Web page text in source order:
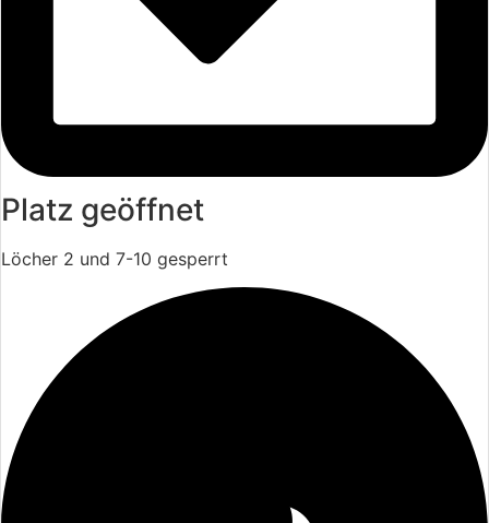
Platz geöffnet
Löcher 2 und 7-10 gesperrt